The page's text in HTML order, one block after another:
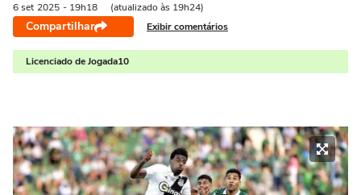
6 set 2025 - 19h18 (atualizado às 19h24)
Compartilhar Exibir comentários
Licenciado de Jogada10